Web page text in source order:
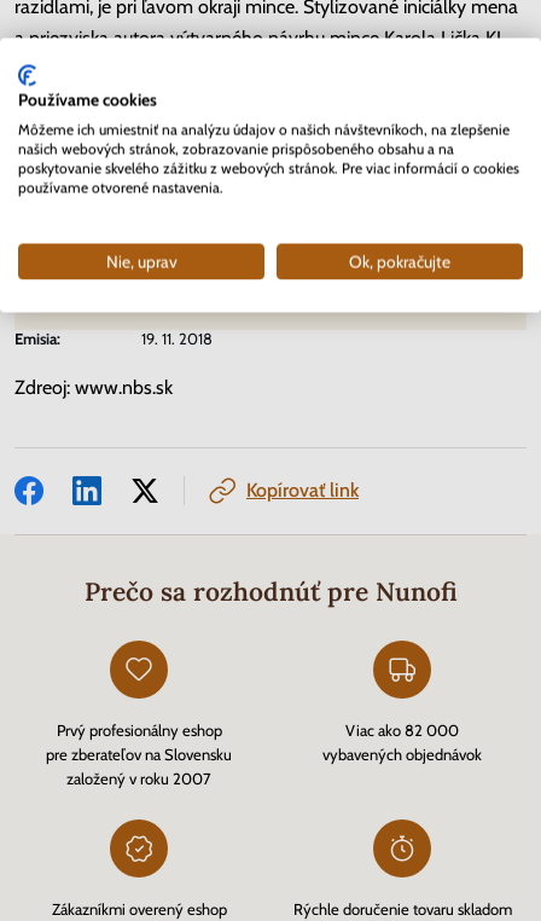
razidlami, je pri ľavom okraji mince. Štylizované iniciálky mena
a priezviska autora výtvarného návrhu mince Karola Lička KL
sú pri jej pravom okraji.
Údaje o minci
Autor:
Karol Ličko
Materiál:
Au 900, Ag 75, Cu 25
Hmotnosť:
Hrana:
vrúbkovaná
Mincovňa Kremnica
Rytec:
Dalibor Schmidt
Emisia: 19. 11. 2018
Zdreoj: www.nbs.sk
Kopírovať link
Prečo sa rozhodnúť pre Nunofi
Prvý profesionálny eshop
pre zberateľov na Slovensku
založený v roku 2007
Viac ako 82 000
vybavených objednávok
Zákazníkmi overený eshop
Rýchle doručenie tovaru skladom
Používame cookies
Môžeme ich umiestniť na analýzu údajov o našich návštevníkoch, na zlepšenie
našich webových stránok, zobrazovanie prispôsobeného obsahu a na
poskytovanie skvelého zážitku z webových stránok. Pre viac informácií o cookies
používame otvorené nastavenia.
Nie, uprav Ok, pokračujte